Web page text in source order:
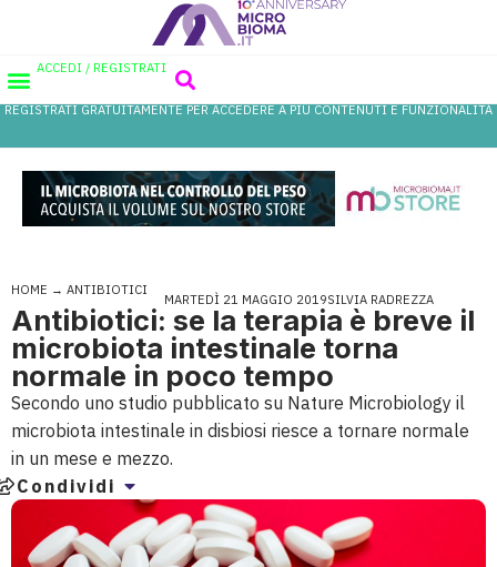
ACCEDI / REGISTRATI
REGISTRATI GRATUITAMENTE PER ACCEDERE A PIÙ CONTENUTI E FUNZIONALITÀ
HOME → ANTIBIOTICI
MARTEDÌ 21 MAGGIO 2019SILVIA RADREZZA
Antibiotici: se la terapia è breve il
microbiota intestinale torna
normale in poco tempo
Secondo uno studio pubblicato su Nature Microbiology il
microbiota intestinale in disbiosi riesce a tornare normale
in un mese e mezzo.
Condividi